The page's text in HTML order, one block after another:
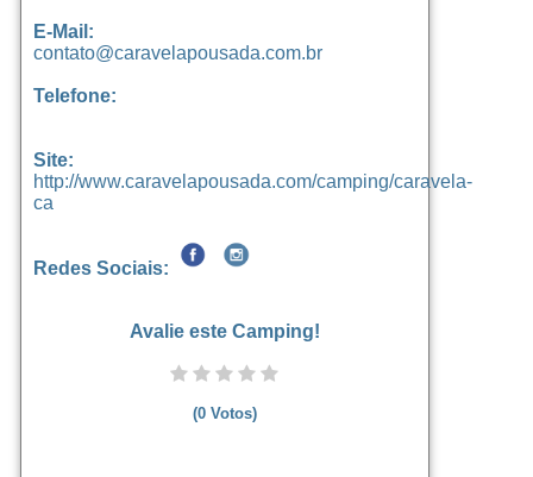
E-Mail:
contato@caravelapousada.com.br
Telefone:
Site:
http://www.caravelapousada.com/camping/caravela-
ca
Redes Sociais:
Avalie este Camping!
(0Votos)